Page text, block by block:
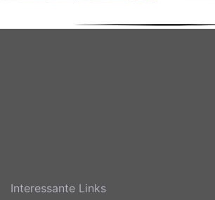
Interessante Links